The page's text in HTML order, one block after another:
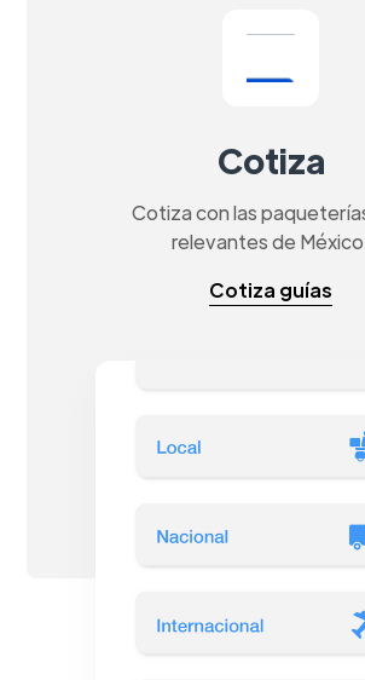
Cotiza
Cotiza con las
relevantes de
Cotiza guías